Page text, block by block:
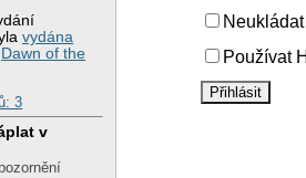
vydána
Dawn of the
3
v
Používat